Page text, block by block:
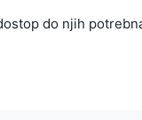
do njih